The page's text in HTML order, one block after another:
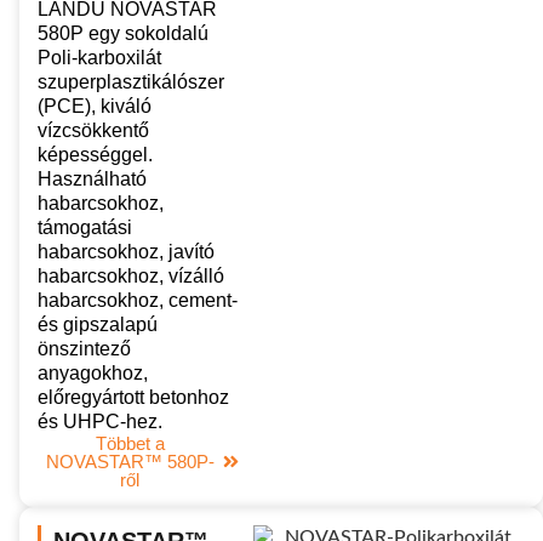
LANDU NOVASTAR
580P egy sokoldalú
Poli-karboxilát
szuperplasztikálószer
(PCE), kiváló
vízcsökkentő
képességgel.
Használható
habarcsokhoz,
támogatási
habarcsokhoz, javító
habarcsokhoz, vízálló
habarcsokhoz, cement-
és gipszalapú
önszintező
anyagokhoz,
előregyártott betonhoz
és UHPC-hez.
Többet a
NOVASTAR™ 580P-
ről